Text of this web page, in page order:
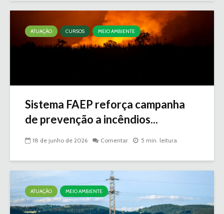
ATUAÇÃO CURSOS MEIO AMBIENTE
Sistema FAEP reforça campanha
de prevenção a incêndios...
18 de junho de 2026 Comentar 5 min. leitura
ATUAÇÃO MEIO AMBIENTE